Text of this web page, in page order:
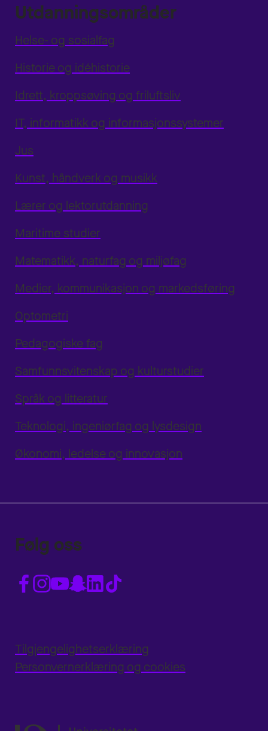
Utdanningsområder
Helse- og sosialfag
Historie og idéhistorie
Idrett, kroppsøving og friluftsliv
IT, informatikk og informasjonssystemer
Jus
Kunst, håndverk og musikk
Lærer og lektorutdanning
Maritime studier
Matematikk, naturfag og miljøfag
Medier, kommunikasjon og markedsføring
Optometri
Pedagogiske fag
Samfunnsvitenskap og kulturstudier
Språk og litteratur
Teknologi, ingeniørfag og lysdesign
Økonomi, ledelse og innovasjon
Følg oss
Tilgjengelighetserklæring
Personvernerklæring og cookies